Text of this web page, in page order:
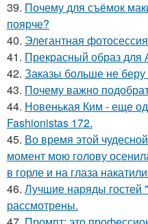
39. Почему для съёмок
поярче?
40. Элегантная
41. Прекрасный образ для
42. Заказы больше не
43. Почему важно
44. Новенькая Ким - еще
Fashionistas 172.
45. Во время этой
момент мою голову
в горле и на глаза
46. Лучшие наряды гостей
рассмотрены.